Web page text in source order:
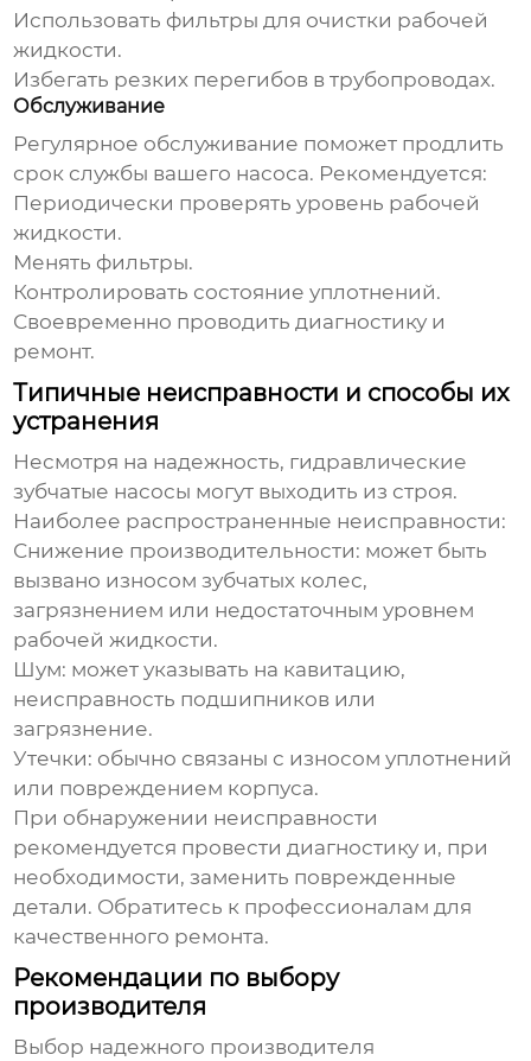
Использовать фильтры для очистки рабочей
жидкости.
Избегать резких перегибов в трубопроводах.
Обслуживание
Регулярное обслуживание поможет продлить
срок службы вашего насоса. Рекомендуется:
Периодически проверять уровень рабочей
жидкости.
Менять фильтры.
Контролировать состояние уплотнений.
Своевременно проводить диагностику и
ремонт.
Типичные неисправности и способы их
устранения
Несмотря на надежность, гидравлические
зубчатые насосы могут выходить из строя.
Наиболее распространенные неисправности:
Снижение производительности: может быть
вызвано износом зубчатых колес,
загрязнением или недостаточным уровнем
рабочей жидкости.
Шум: может указывать на кавитацию,
неисправность подшипников или
загрязнение.
Утечки: обычно связаны с износом уплотнений
или повреждением корпуса.
При обнаружении неисправности
рекомендуется провести диагностику и, при
необходимости, заменить поврежденные
детали. Обратитесь к профессионалам для
качественного ремонта.
Рекомендации по выбору
производителя
Выбор надежного производителя